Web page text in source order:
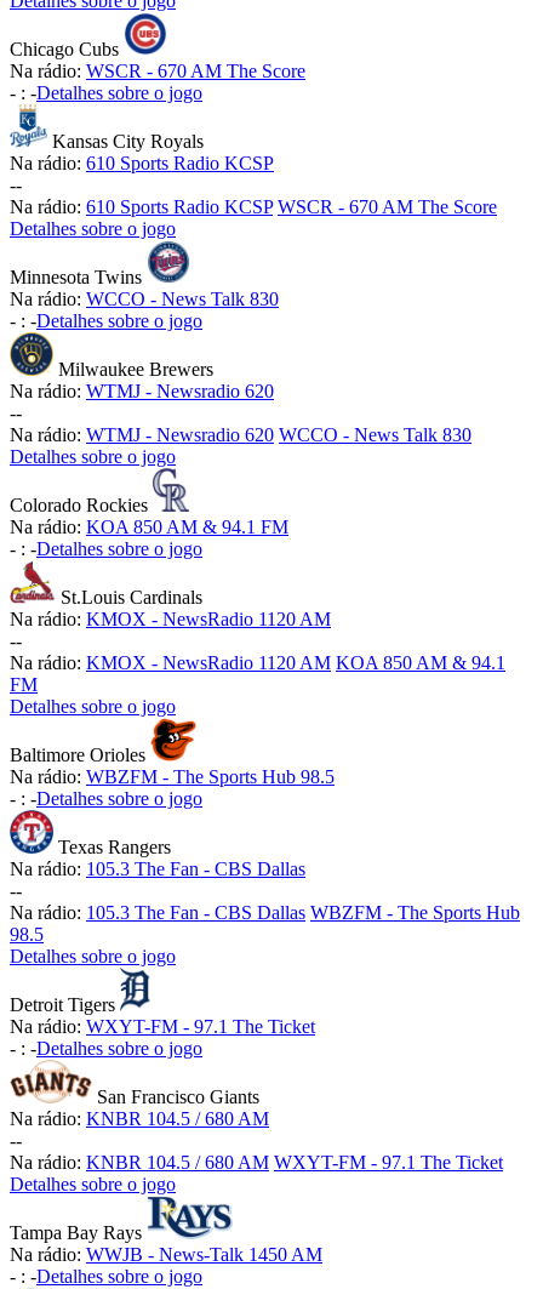
Chicago Cubs
Na rádio: WSCR - 670 AM The Score
- : -Detalhes sobre o jogo
Kansas City Royals
Na rádio: 610 Sports Radio KCSP
--
Na rádio: 610 Sports Radio KCSP WSCR - 670 AM The Score
Detalhes sobre o jogo
Minnesota Twins
Na rádio: WCCO - News Talk 830
- : -Detalhes sobre o jogo
Milwaukee Brewers
Na rádio: WTMJ - Newsradio 620
--
Na rádio: WTMJ - Newsradio 620 WCCO - News Talk 830
Detalhes sobre o jogo
Colorado Rockies
Na rádio: KOA 850 AM & 94.1 FM
- : -Detalhes sobre o jogo
St.Louis Cardinals
Na rádio: KMOX - NewsRadio 1120 AM
--
Na rádio: KMOX - NewsRadio 1120 AM KOA 850 AM & 94.1
FM
Detalhes sobre o jogo
Baltimore Orioles
Na rádio: WBZFM - The Sports Hub 98.5
- : -Detalhes sobre o jogo
Texas Rangers
Na rádio: 105.3 The Fan - CBS Dallas
--
Na rádio: 105.3 The Fan - CBS Dallas WBZFM - The Sports Hub
98.5
Detalhes sobre o jogo
Detroit Tigers
Na rádio: WXYT-FM - 97.1 The Ticket
- : -Detalhes sobre o jogo
San Francisco Giants
Na rádio: KNBR 104.5 / 680 AM
--
Na rádio: KNBR 104.5 / 680 AM WXYT-FM - 97.1 The Ticket
Detalhes sobre o jogo
Tampa Bay Rays
Na rádio: WWJB - News-Talk 1450 AM
- : -Detalhes sobre o jogo